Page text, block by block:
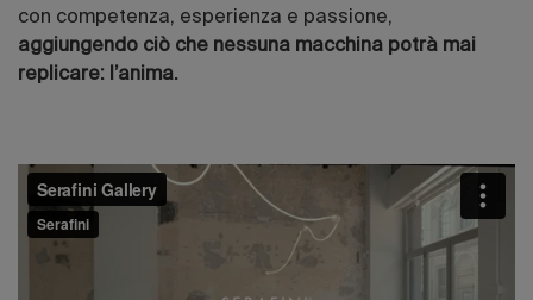
con competenza, esperienza e passione,
aggiungendo ciò che nessuna macchina potrà mai
replicare: l’anima.